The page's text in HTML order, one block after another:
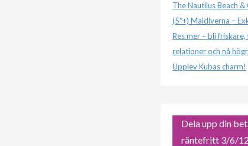
The Nautilus Beach &
(5*+) Maldiverna –
Res mer – bli
relationer och nå
Upplev Kubas charm!
Dela upp din
räntefritt 3/6/